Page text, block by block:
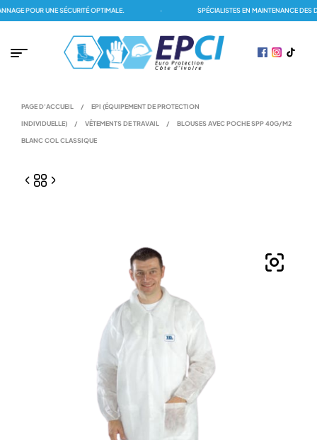
POUR UNE SÉCURITÉ OPTIMALE. SPÉCIALISTES EN MAINTENANCE DES
PAGE D'ACCUEIL / EPI (ÉQUIPEMENT DE PROTECTION
INDIVIDUELLE) / VÊTEMENTS DE TRAVAIL / BLOUSES AVEC POCHE SPP 40G/M2
BLANC COL CLASSIQUE